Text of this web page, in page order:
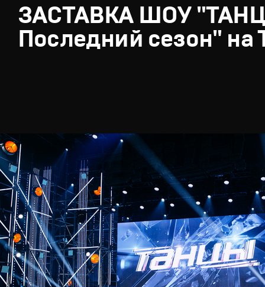
ЗАСТАВКА ШОУ
Последний сезон" на